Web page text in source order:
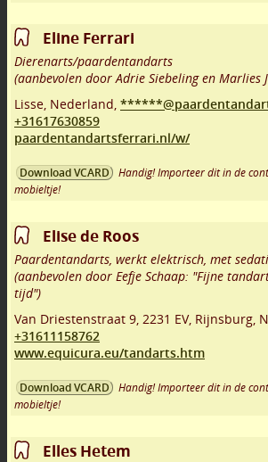
Eline Ferrari
Dierenarts/paardentandarts
(aanbevolen door Adrie Siebeling en Marlies
Lisse Nederland,
+31617630859
paardentandartsferrari.nl/w/
Download VCARD
Handig! Importeer dit in de
mobieltje!
Elise de Roos
Paardentandarts, werkt elektrisch, met
(aanbevolen door Eefje Schaap: "Fijne
tijd")
Van Driestenstraat 9 2231 EV, Rijnsburg
+31611158762
www.equicura.eu/tandarts.htm
Download VCARD
Handig! Importeer dit in de
mobieltje!
Elles Hetem